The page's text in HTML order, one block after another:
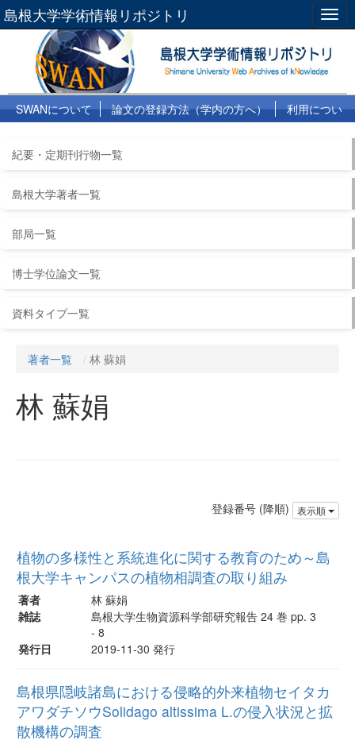
島根大学学術情報リポジトリ
SWANについて 論文の登録方法（学内の方へ）
利用につい
紀要・定期刊行物一覧
島根大学著者一覧
部局一覧
博士学位論文一覧
資料タイプ一覧
著者一覧 林 蘇娟
林 蘇娟
登録番号 (降順) 表示順
植物の多様性と系統進化に関する教育のため～島
根大学キャンパスの植物相調査の取り組み
著者
林 蘇娟
雑誌
島根大学生物資源科学部研究報告 24 巻 pp. 3
- 8
発行日
2019-11-30 発行
島根県隠岐諸島における侵略的外来植物セイタカ
アワダチソウSolidago altissima L.の侵入状況と拡
散機構の調査